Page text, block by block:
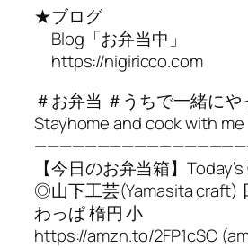
★ブログ
Blog「お弁当中」
https://nigiricco.com
＃お弁当 ＃うちで一緒にや
Stayhome and cook with me
【今日のお弁当箱】
◎山下工芸(Yamasita craft)
わっぱ 楕円 小
https://amzn.to/2FP1cSC